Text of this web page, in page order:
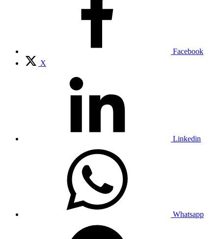
Facebook
X
Linkedin
Whatsapp